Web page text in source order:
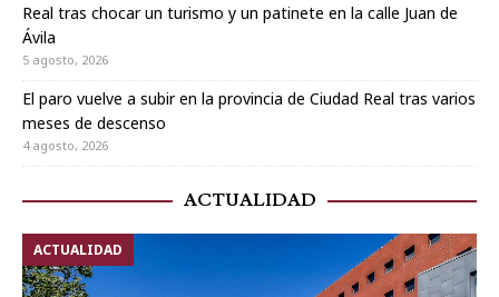
Real tras chocar un turismo y un patinete en la calle Juan de
Ávila
5 agosto, 2026
El paro vuelve a subir en la provincia de Ciudad Real tras varios
meses de descenso
4 agosto, 2026
ACTUALIDAD
ACTUALIDAD